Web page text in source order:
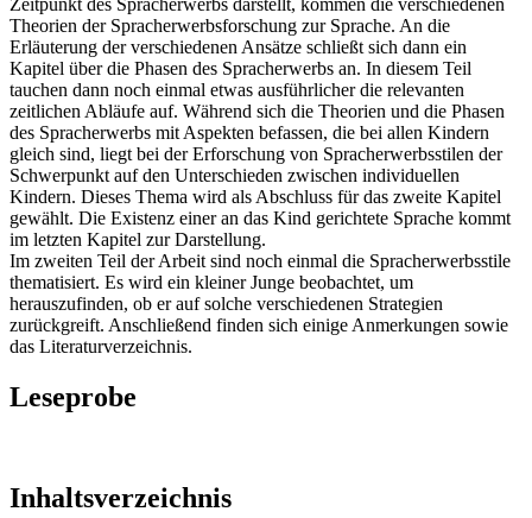
Theorien der Spracherwerbsforschung zur Sprache. An die
Erläuterung der verschiedenen Ansätze schließt sich dann ein
Kapitel über die Phasen des Spracherwerbs an. In diesem Teil
tauchen dann noch einmal etwas ausführlicher die relevanten
zeitlichen Abläufe auf. Während sich die Theorien und die Phasen
des Spracherwerbs mit Aspekten befassen, die bei allen Kindern
gleich sind, liegt bei der Erforschung von Spracherwerbsstilen der
Schwerpunkt auf den Unterschieden zwischen individuellen
Kindern. Dieses Thema wird als Abschluss für das zweite Kapitel
gewählt. Die Existenz einer an das Kind gerichtete Sprache kommt
im letzten Kapitel zur Darstellung.
Im zweiten Teil der Arbeit sind noch einmal die Spracherwerbsstile
thematisiert. Es wird ein kleiner Junge beobachtet, um
herauszufinden, ob er auf solche verschiedenen Strategien
zurückgreift. Anschließend finden sich einige Anmerkungen sowie
das Literaturverzeichnis.
Leseprobe
Inhaltsverzeichnis